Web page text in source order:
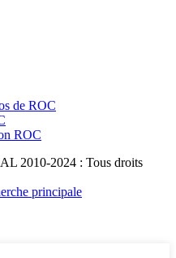
de ROC
ROC
2010-2024 : Tous droits
principale